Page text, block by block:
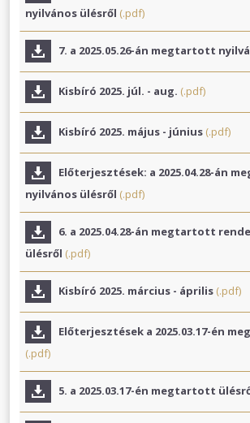
nyilvános ülésről (.pdf)
7. a 2025.05.26-án megtartott
Kisbíró 2025. júl. - aug. (.pdf)
Kisbíró 2025. május - június (.pdf)
Előterjesztések: a 2025.04.28-án
nyilvános ülésről (.pdf)
6. a 2025.04.28-án megtartott
ülésről (.pdf)
Kisbíró 2025. március - április (.pdf)
Előterjesztések a 2025.03.17-én
(.pdf)
5. a 2025.03.17-én megtartott